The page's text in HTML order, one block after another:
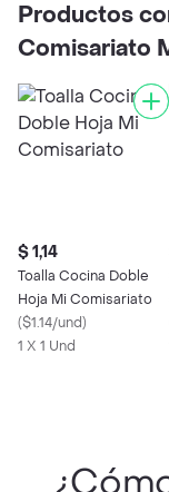
Productos
Comisariato
$ 1,14
Toalla Cocina Doble
Hoja Mi Comisariato
($1.14/und)
1 X 1 Und